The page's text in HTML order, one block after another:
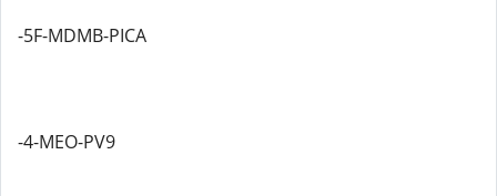
-5F-MDMB-PICA
-4-MEO-PV9